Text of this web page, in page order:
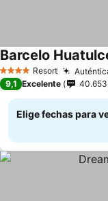
4 EstrellasResort
Barcelo
9,1 Excelente 40.653
Elige fechas para